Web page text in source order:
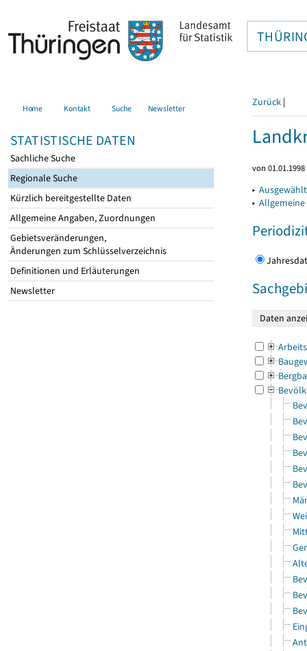
Home Kontakt Suche Newsletter
STATISTISCHE DATEN
Sachliche Suche
Regionale Suche
Kürzlich bereitgestellte Daten
Allgemeine Angaben, Zuordnungen
Gebietsveränderungen,
Änderungen zum Schlüsselverzeichnis
Definitionen und Erläuterungen
Newsletter
Zurück |
von
▸
▸